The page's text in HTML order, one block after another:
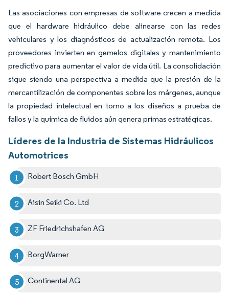
Las asociaciones con empresas de software crecen a medida
que el hardware hidráulico debe alinearse con las redes
vehiculares y los diagnósticos de actualización remota. Los
proveedores invierten en gemelos digitales y mantenimiento
predictivo para aumentar el valor de vida útil. La consolidación
sigue siendo una perspectiva a medida que la presión de la
mercantilización de componentes sobre los márgenes, aunque
la propiedad intelectual en torno a los diseños a prueba de
fallos y la química de fluidos aún genera primas estratégicas.
Líderes de la Industria de Sistemas Hidráulicos
Automotrices
Robert Bosch GmbH
Aisin Seiki Co. Ltd
ZF Friedrichshafen AG
BorgWarner
Continental AG